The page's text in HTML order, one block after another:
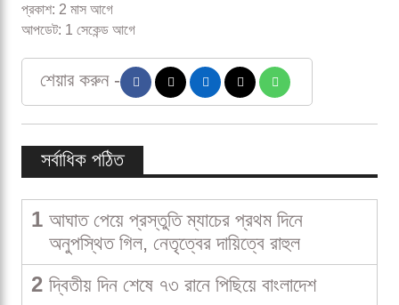
প্রকাশ: 2 মাস আগে
আপডেট: 1 সেকেন্ড আগে
শেয়ার করুন -
সর্বাধিক পঠিত
1 আঘাত পেয়ে প্রস্তুতি ম্যাচের প্রথম দিনে
অনুপস্থিত গিল, নেতৃত্বের দায়িত্বে রাহুল
2 দ্বিতীয় দিন শেষে ৭৩ রানে পিছিয়ে বাংলাদেশ